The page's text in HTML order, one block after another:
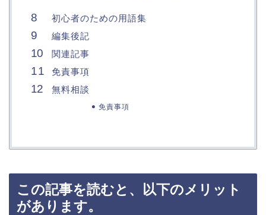
初心者のための用語集
編集後記
関連記事
免責事項
無料相談
免責事項
この記事を読むと、以下のメリット
があります。